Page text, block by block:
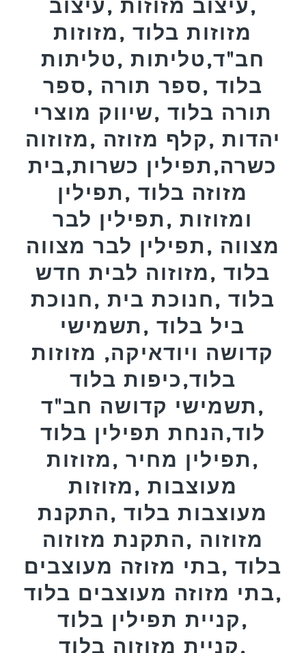
מזוזות בלוד ,מזוזות
חב"ד,טליתות ,טליתות
בלוד ,ספר תורה ,ספר
תורה בלוד ,שיווק מוצרי
יהדות ,קלף מזוזה ,מזוזוה
כשרה,תפילין כשרות,בית
מזוזה בלוד ,תפילין
ומזוזות ,תפילין לבר
מצווה ,תפילין לבר מצווה
בלוד ,מזוזוה לבית חדש
בלוד ,חנוכת בית ,חנוכת
ביל בלוד ,תשמישי
קדושה ויודאיקה, מזוזות
בלוד,כיפות בלוד
,תשמישי קדושה חב"ד
לוד,הנחת תפילין בלוד
,תפילין מחיר ,מזוזות
מעוצבות ,מזוזות
מעוצבות בלוד ,התקנת
מזוזוה ,התקנת מזוזוה
בלוד ,בתי מזוזה מעוצבים
,בתי מזוזה מעוצבים בלוד
,קניית תפילין בלוד
,קניית מזוזוה בלוד